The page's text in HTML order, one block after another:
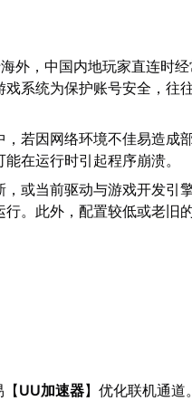
外，中国内地玩家直连时
系统为保护账号安全，往
，若因网络环境不佳易造成
在运行时引起程序崩溃。
或当前驱动与游戏开发引
。此外，配置较低或老旧
UU加速器】优化联机通道